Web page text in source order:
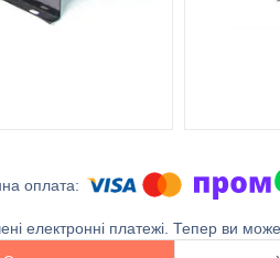
електронні платежі. Тепер ви